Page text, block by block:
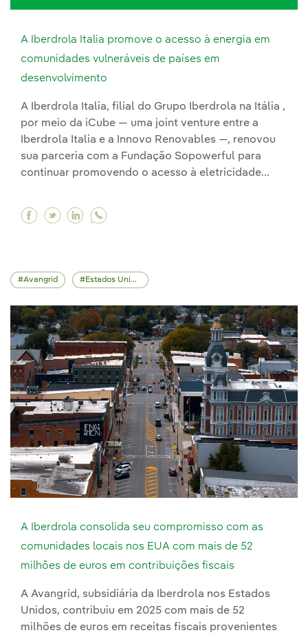
A Iberdrola Italia promove o acesso à energia em
comunidades vulneráveis de países em
desenvolvimento
A Iberdrola Italia, filial do Grupo Iberdrola na Itália ,
por meio da iCube — uma joint venture entre a
Iberdrola Italia e a Innovo Renovables —, renovou
sua parceria com a Fundação Sopowerful para
continuar promovendo o acesso à eletricidade...
Facebook A Iberdrola Italia promove o
Twitter A Iberdrola Italia promove o
Linkedin A Iberdrola Italia promove o
Avangrid Estados Unidos
A Iberdrola consolida seu compromisso com as
comunidades locais nos EUA com mais de 52
milhões de euros em contribuições fiscais
A Avangrid, subsidiária da Iberdrola nos Estados
Unidos, contribuiu em 2025 com mais de 52
milhões de euros em receitas fiscais provenientes